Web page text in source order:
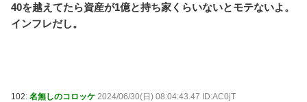
40を越えてたら資産が1億と持ち家くらいないとモテないよ。
インフレだし。
102: 名無しのコロッケ 2024/06/30(日) 08:04:43.47 ID:AC0jT